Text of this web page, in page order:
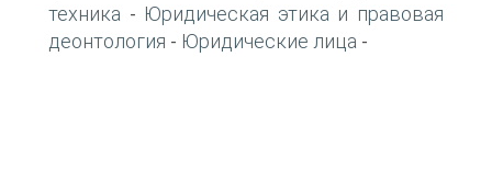
техника - Юридическая этика и правовая
деонтология - Юридические лица -